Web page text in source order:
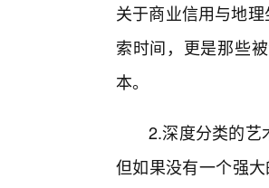
关于商业信用与地
索时间，更是那些
本。
2.深度分类的艺
但如果没有一个强